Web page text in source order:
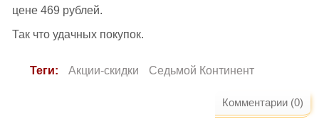
цене 469 рублей.
Так что удачных покупок.
Теги: Акции-скидки Седьмой Континент
Комментарии (0)